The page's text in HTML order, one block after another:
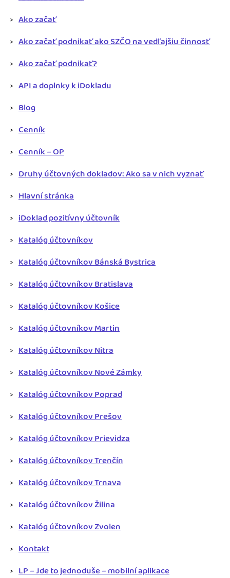
Blog
Podnikateľský servis
Ako začať
Ako začať podnikať ako SZČO na vedľajšiu činnosť
Ako začať podnikať?
API a doplnky k iDokladu
Blog
Cenník
Cenník – OP
Druhy účtovných dokladov: Ako sa v nich vyznať
Hlavní stránka
iDoklad pozitívny účtovník
Katalóg účtovníkov
Katalóg účtovníkov Bánská Bystrica
Katalóg účtovníkov Bratislava
Katalóg účtovníkov Košice
Katalóg účtovníkov Martin
Katalóg účtovníkov Nitra
Katalóg účtovníkov Nové Zámky
Katalóg účtovníkov Poprad
Katalóg účtovníkov Prešov
Katalóg účtovníkov Prievidza
Katalóg účtovníkov Trenčín
Katalóg účtovníkov Trnava
Katalóg účtovníkov Žilina
Katalóg účtovníkov Zvolen
Kontakt
LP – Jde to jednoduše – mobilní aplikace